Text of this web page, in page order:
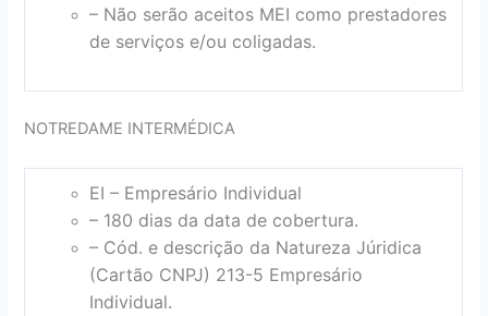
– Não serão aceitos MEI como prestadores
de serviços e/ou coligadas.
NOTREDAME INTERMÉDICA
EI – Empresário Individual
– 180 dias da data de cobertura.
– Cód. e descrição da Natureza Júridica
(Cartão CNPJ) 213-5 Empresário
Individual.